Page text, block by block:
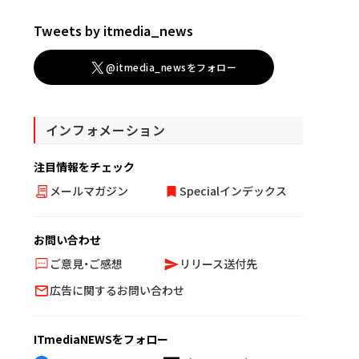
Tweets by itmedia_news
@itmedia_newsをフォロー
インフォメーション
注目情報をチェック
メールマガジン
Specialインデックス
お問い合わせ
ご意見・ご感想
リリース送付先
広告に関するお問い合わせ
ITmediaNEWSをフォロー